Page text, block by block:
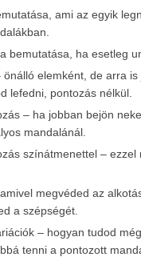
ami az egyik
bemutatása, ha esetleg
önálló elemként, de arra
lefedni, pontozás nélkül.
– ha jobban bejön
mandalánál.
színátmenettel – ezzel
megvéded az
a szépségét.
– hogyan tudod
tenni a pontozott